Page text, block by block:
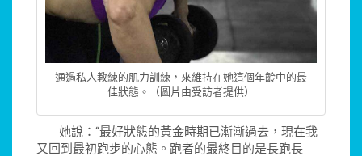
通過私人教練的肌力訓練，來維持在她這個年齡中的最
佳狀態。（圖片由受訪者提供）
她說：“最好狀態的黃金時期已漸漸過去，現在我
又回到最初跑步的心態。跑者的最終目的是長跑長